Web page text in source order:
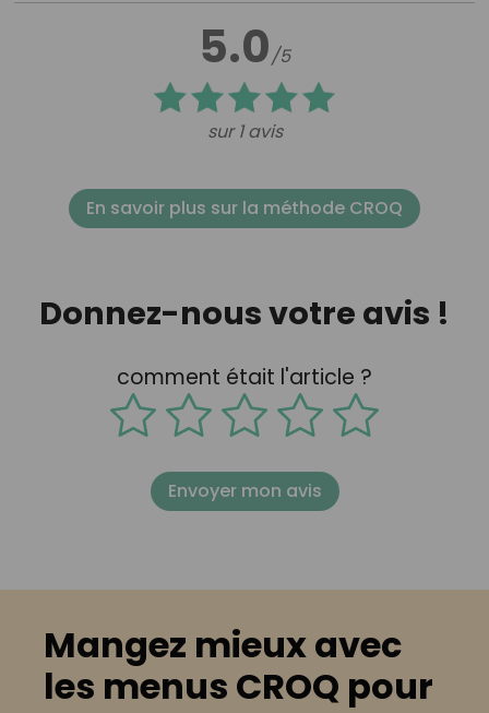
5.0/5
sur 1 avis
En savoir plus sur la méthode CROQ
Donnez-nous votre avis !
comment était l'article ?
Envoyer mon avis
Mangez mieux avec
les menus CROQ pour